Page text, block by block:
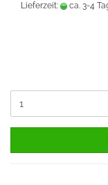
Lieferzeit:
ca. 3-4